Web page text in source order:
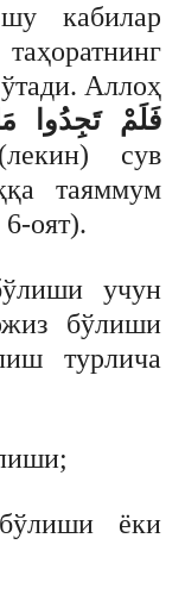
кабилар
Аллоҳ
فَلَمْ تَجِدُوا
сув
таяммум
оят).
учун
бўлиши
турлича
ёки